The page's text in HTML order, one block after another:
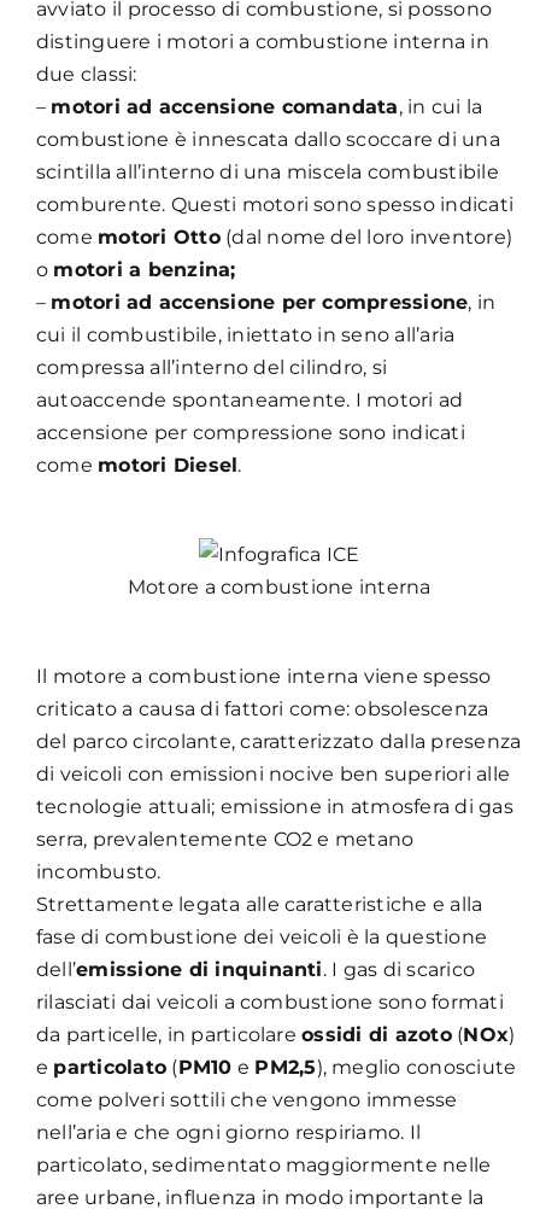
avviato il processo di combustione, si possono
distinguere i motori a combustione interna in
due classi:
– motori ad accensione comandata, in cui la
combustione è innescata dallo scoccare di una
scintilla all’interno di una miscela combustibile
comburente. Questi motori sono spesso indicati
come motori Otto(dal nome del loro inventore)
o motori a benzina;
– motori ad accensione per compressione, in
cui il combustibile, iniettato in seno all’aria
compressa all’interno del cilindro, si
autoaccende spontaneamente. I motori ad
accensione per compressione sono indicati
come motori Diesel.
Motore a combustione interna
Il motore a combustione interna viene spesso
criticato a causa di fattori come: obsolescenza
del parco circolante, caratterizzato dalla presenza
di veicoli con emissioni nocive ben superiori alle
tecnologie attuali; emissione in atmosfera di gas
serra, prevalentemente CO2 e metano
incombusto.
Strettamente legata alle caratteristiche e alla
fase di combustione dei veicoli è la questione
dell’emissione di inquinanti. I gas di scarico
rilasciati dai veicoli a combustione sono formati
da particelle, in particolareossidi di azoto(NOx)
e particolato (PM10 e PM2,5), meglio conosciute
come polveri sottili che vengono immesse
nell’aria e che ogni giorno respiriamo. Il
particolato, sedimentato maggiormente nelle
aree urbane, influenza in modo importante la